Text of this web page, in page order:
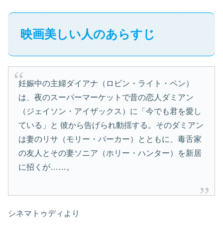
映画美しい人のあらすじ
妊娠中の主婦ダイアナ（ロビン・ライト・ペン）
は、夜のスーパーマーケットで昔の恋人ダミアン
（ジェイソン・アイザックス）に「今でも君を愛し
ている」と 彼から告げられ動揺する。そのダミアン
は妻のリサ（モリー・パーカー）とともに、毒舌家
の友人とその妻ソニア（ホリー・ハンター）を新居
に招くが……。
シネマトゥディより